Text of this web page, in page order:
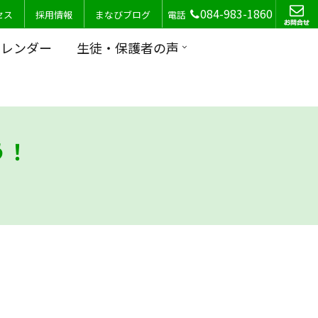
ス 採用情報 まなびブログ 電話 084-983-1860
ンダー 生徒・保護者の声